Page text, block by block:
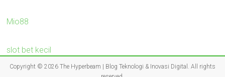
Mio88
slot bet kecil
Copyright © 2026 The Hyperbeam | Blog Teknologi & Inovasi Digital
. All rights